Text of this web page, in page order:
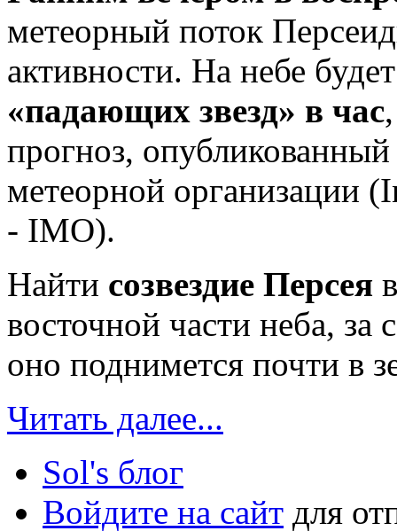
метеорный поток
активности. На небе
«падающих звезд» в час
прогноз,
метеорной организации
- IMO).
Найти созвездие Персея
восточной части неба, за
оно поднимется почти в
Читать далее...
Sol's блог
Войдите на сайт для